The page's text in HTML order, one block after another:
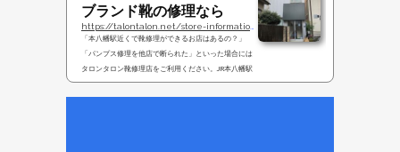
ブランド靴の修理なら
「本八幡駅近くで靴修理ができるお店はあるの？」
「パンプス修理を他店で断られた」といった場合には
タロンタロン靴修理店をご利用ください。JR本八幡駅
から徒歩２分にありますのでお気軽にどうぞ。千葉県
で靴修理の専門店をお探しの場合にはこちらのページ